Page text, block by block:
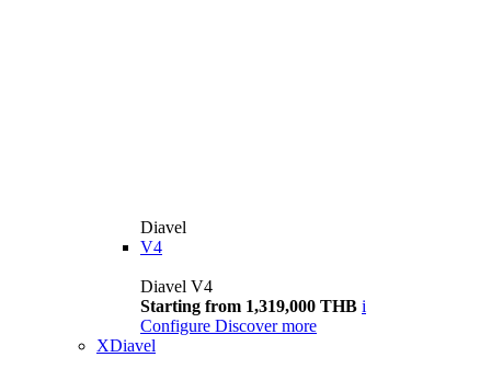
Diavel
V4
Diavel V4
Starting from 1,319,000 THB i
Configure Discover more
XDiavel